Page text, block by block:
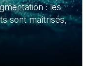
: les
sont maîtrisés,